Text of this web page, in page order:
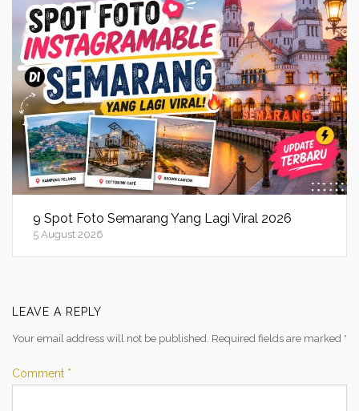
9 Spot Foto Semarang Yang Lagi Viral 2026
5 August 2026
LEAVE A REPLY
Your email address will not be published. Required fields are marked *
Comment *